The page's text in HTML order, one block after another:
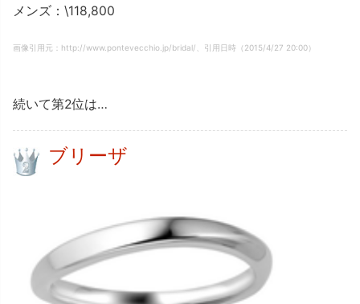
メンズ：\118,800
画像引用元：http://www.pontevecchio.jp/bridal/、引用日時（2015/4/27 20:00）
続いて第2位は…
ブリーザ